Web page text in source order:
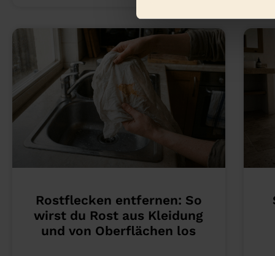
Rostflecken entfernen: So
wirst du Rost aus Kleidung
und von Oberflächen los